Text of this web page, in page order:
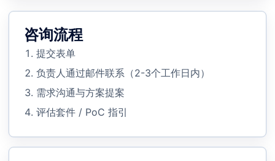
咨询流程
提交表单
负责人通过邮件联系（2-3个工作日内）
需求沟通与方案提案
评估套件 / PoC 指引